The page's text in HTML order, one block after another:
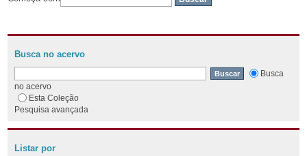
Busca no acervo
Busca
no acervo
Esta Coleção
Pesquisa avançada
Listar por